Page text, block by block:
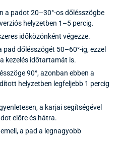
a padot 20–30°-os dőlésszögbe
helyzetben 1–5 percig.
időközönként végezze.
dőlésszögét 50–60°-ig, ezzel
kezelés időtartamát is.
90°, azonban ebben a
helyzetben legfeljebb 1 percig
a karjai segítségével
előre és hátra.
a pad a legnagyobb